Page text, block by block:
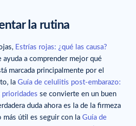
la rutina
Estrías rojas: ¿qué las causa?
ayuda a comprender mejor qué
marcada principalmente por el
la Guía de celulitis post-embarazo:
prioridades se convierte en un buen
duda ahora es la de la firmeza
más útil es seguir con la Guía de